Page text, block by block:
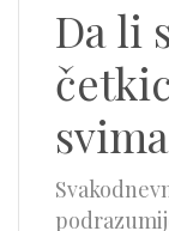
Da li